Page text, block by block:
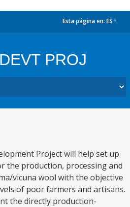
Esta página en: ES
PROJ
Project will help set up
the production, processing and
vicuna wool with the objective
of poor farmers and artisans.
the directly production-